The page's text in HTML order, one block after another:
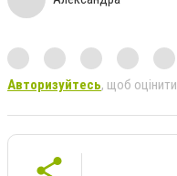
Авторизуйтесь, щоб оцінити